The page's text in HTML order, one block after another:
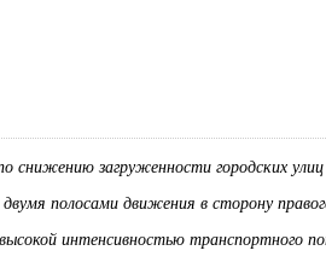
снижению загруженности городских
двумя полосами движения в сторону
интенсивностью транспортного